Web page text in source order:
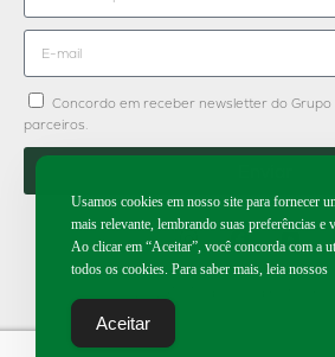
Concordo em receber newsletter do Grupo
parceiros.
Usamos cookies em nosso site para fornecer
mais relevante, lembrando suas preferências e
Ao clicar em “Aceitar”, você concorda com a
todos os cookies. Para saber mais, leia nossos
Aceitar